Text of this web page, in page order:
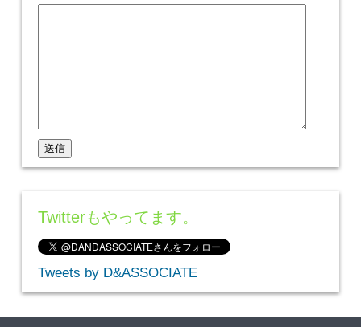
Twitterもやってます。
Tweets by D&ASSOCIATE